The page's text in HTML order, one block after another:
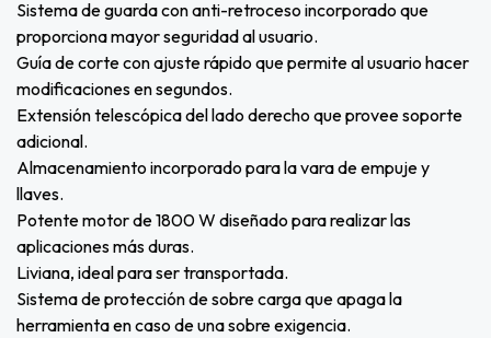
Sistema de guarda con anti-retroceso incorporado que
proporciona mayor seguridad al usuario.
Guía de corte con ajuste rápido que permite al usuario hacer
modificaciones en segundos.
Extensión telescópica del lado derecho que provee soporte
adicional.
Almacenamiento incorporado para la vara de empuje y
llaves.
Potente motor de 1800 W diseñado para realizar las
aplicaciones más duras.
Liviana, ideal para ser transportada.
Sistema de protección de sobre carga que apaga la
herramienta en caso de una sobre exigencia.